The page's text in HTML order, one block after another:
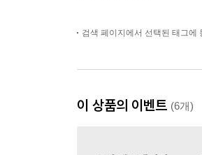
검색 페이지에서 선택된 태그
이 상품의 이벤트 (6개)